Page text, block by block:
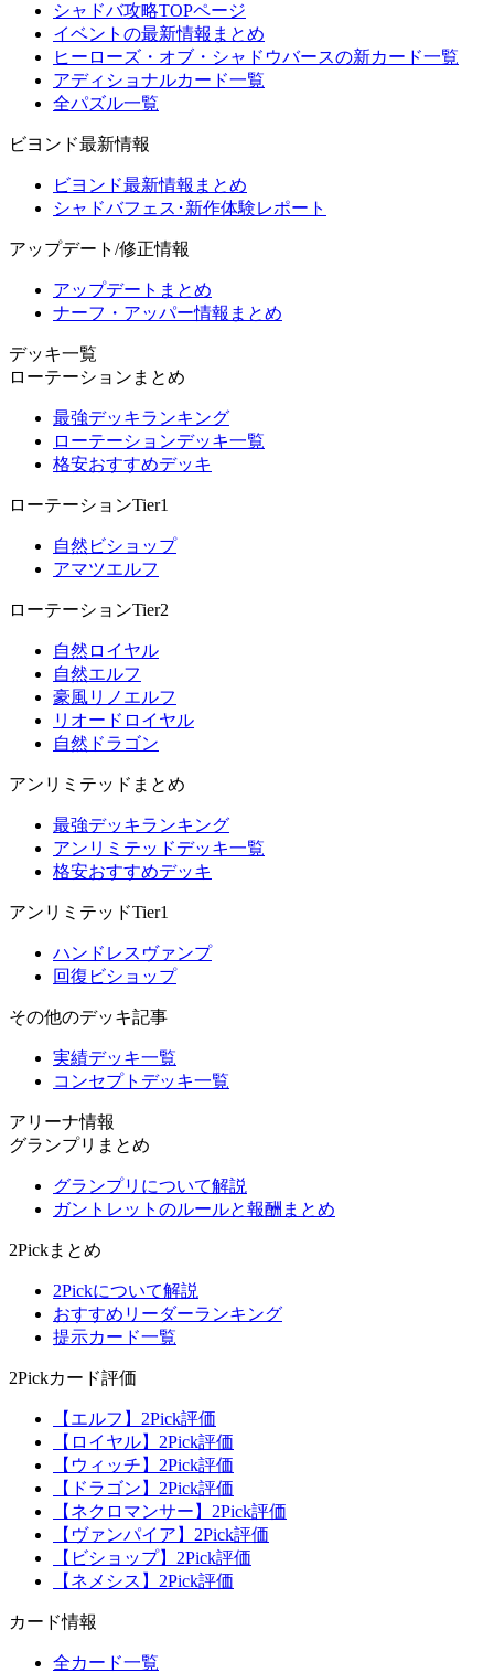
シャドバ攻略TOPページ
イベントの最新情報まとめ
ヒーローズ・オブ・シャドウバースの新カード一覧
アディショナルカード一覧
全パズル一覧
ビヨンド最新情報
ビヨンド最新情報まとめ
シャドバフェス･新作体験レポート
アップデート/修正情報
アップデートまとめ
ナーフ・アッパー情報まとめ
デッキ一覧
ローテーションまとめ
最強デッキランキング
ローテーションデッキ一覧
格安おすすめデッキ
ローテーションTier1
自然ビショップ
アマツエルフ
ローテーションTier2
自然ロイヤル
自然エルフ
豪風リノエルフ
リオードロイヤル
自然ドラゴン
アンリミテッドまとめ
最強デッキランキング
アンリミテッドデッキ一覧
格安おすすめデッキ
アンリミテッドTier1
ハンドレスヴァンプ
回復ビショップ
その他のデッキ記事
実績デッキ一覧
コンセプトデッキ一覧
アリーナ情報
グランプリまとめ
グランプリについて解説
ガントレットのルールと報酬まとめ
2Pickまとめ
2Pickについて解説
おすすめリーダーランキング
提示カード一覧
2Pickカード評価
【エルフ】2Pick評価
【ロイヤル】2Pick評価
【ウィッチ】2Pick評価
【ドラゴン】2Pick評価
【ネクロマンサー】2Pick評価
【ヴァンパイア】2Pick評価
【ビショップ】2Pick評価
【ネメシス】2Pick評価
カード情報
全カード一覧